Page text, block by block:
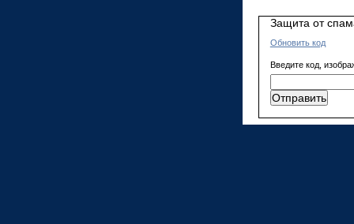
Защита от
Обновить код
Введите код,